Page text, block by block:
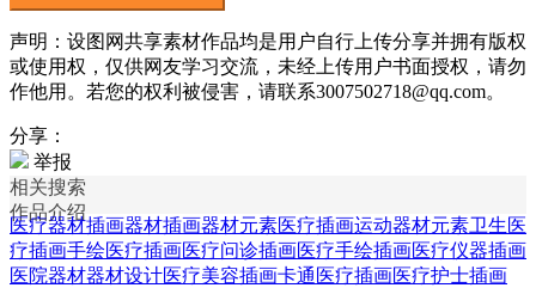
声明：设图网共享素材作品均是用户自行上传分享并拥有版权
或使用权，仅供网友学习交流，未经上传用户书面授权，请勿
作他用。若您的权利被侵害，请联系3007502718@qq.com。
分享：
举报
相关搜索
作品介绍
医疗器材插画器材插画器材元素医疗插画运动器材元素卫生医
疗插画手绘医疗插画医疗问诊插画医疗手绘插画医疗仪器插画
医院器材器材设计医疗美容插画卡通医疗插画医疗护士插画